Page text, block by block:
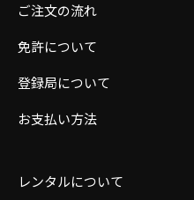
ご注文の流れ
免許について
登録局について
お支払い方法
レンタルについて